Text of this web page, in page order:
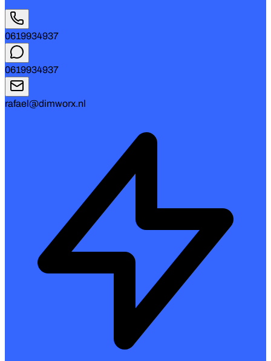
0619934937
0619934937
rafael@dimworx.nl